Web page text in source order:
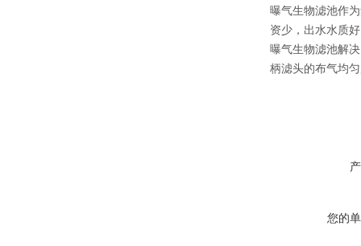
曝气生物滤池作
资少，出水水质
曝气生物滤池解
柄滤头的布气均
您的